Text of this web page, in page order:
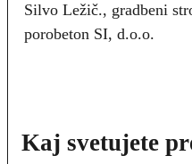
Silvo Ležič., gradbeni
porobeton SI, d.o.o.
Kaj svetujete